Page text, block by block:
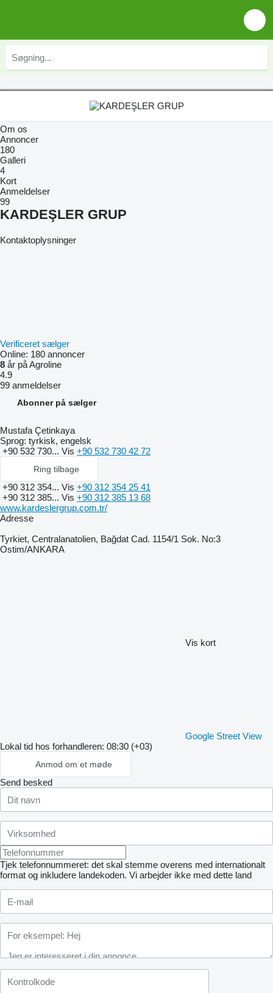
Om os
Annoncer
180
Galleri
4
Kort
Anmeldelser
99
KARDEŞLER GRUP
Kontaktoplysninger
Verificeret sælger
Online: 180 annoncer
8 år på Agroline
4.9
99 anmeldelser
Abonner på sælger
Mustafa Çetinkaya
Sprog: tyrkisk, engelsk
+90 532 730... Vis +90 532 730 42 72
Ring tilbage
+90 312 354... Vis +90 312 354 25 41
+90 312 385... Vis +90 312 385 13 68
www.kardeslergrup.com.tr/
Adresse
Tyrkiet, Centralanatolien, Bağdat Cad. 1154/1 Sok. No:3
Ostim/ANKARA
Vis kort
Google Street View
Lokal tid hos forhandleren: 08:30 (+03)
Anmod om et møde
Send besked
Tjek telefonnummeret: det skal stemme overens med internationalt
format og inkludere landekoden. Vi arbejder ikke med dette land